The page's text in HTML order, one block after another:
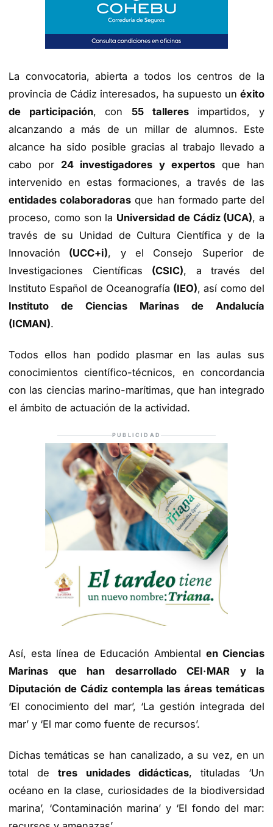
La convocatoria, abierta a todos los centros de la
provincia de Cádiz interesados, ha supuesto un éxito
de participación, con 55 talleresimpartidos, y
alcanzando a más de un millar de alumnos. Este
alcance ha sido posible gracias al trabajo llevado a
cabo por 24 investigadores y expertosque han
intervenido en estas formaciones, a través de las
entidades colaboradoras que han formado parte del
proceso, como son la Universidad de Cádiz (UCA), a
través de su Unidad de Cultura Científica y de la
Innovación (UCC+i),
y el Consejo Superior de
Investigaciones Científicas (CSIC), a
través del
Instituto Español de Oceanografía (IEO), así como del
Instituto de Ciencias Marinas de Andalucía
(ICMAN).
Todos ellos han podido plasmar en las aulas sus
conocimientos científico-técnicos, en concordancia
con las ciencias marino-marítimas, que han integrado
el ámbito de actuación de la actividad.
PUBLICIDAD
Así, esta línea de Educación Ambientalen Ciencias
Marinas que han desarrollado CEI·MAR y la
Diputación de Cádiz contempla las áreas temáticas
‘El conocimiento del mar’, ‘La gestión integrada del
mar’ y ‘El mar como fuente de recursos’.
Dichas temáticas se han canalizado, a su vez, en un
total detres unidades didácticas, tituladas ‘Un
océano en la clase, curiosidades de la biodiversidad
marina’, ‘Contaminación marina’ y ‘El fondo del mar: